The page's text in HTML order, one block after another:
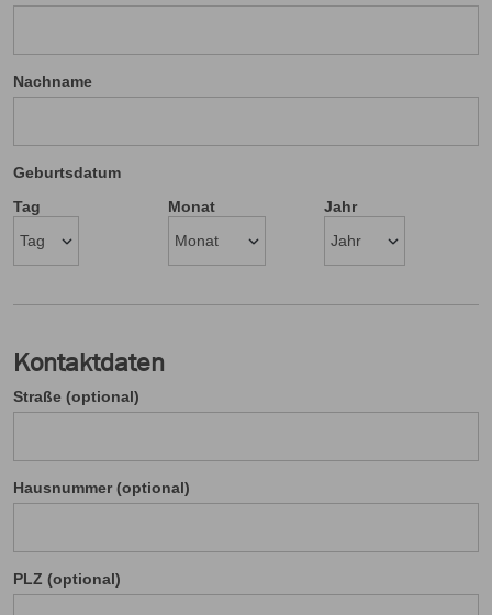
Nachname
Geburtsdatum
Tag
Monat Jahr
Kontaktdaten
Straße (optional)
Hausnummer (optional)
PLZ (optional)